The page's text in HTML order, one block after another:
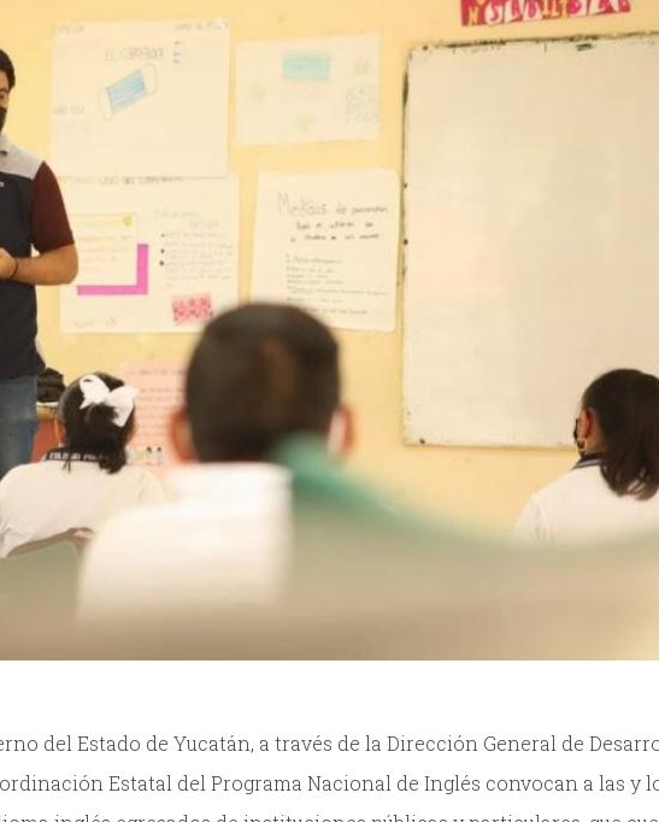
del Estado de Yucatán, a través de la Dirección General de
Estatal del Programa Nacional de Inglés convocan a las y